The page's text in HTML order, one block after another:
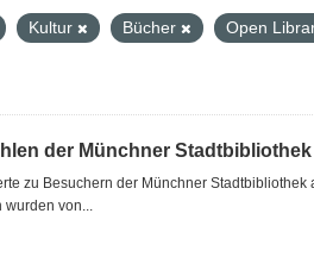
Kultur Bücher
Open
der Münchner
zu Besuchern der Münchner
wurden von...